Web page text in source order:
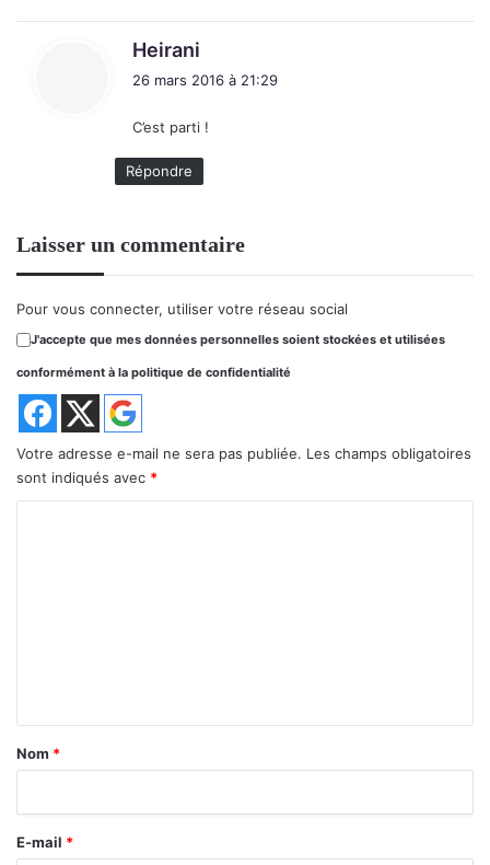
Heirani
26 mars 2016 à 21:29
C’est parti !
Répondre
Laisser un commentaire
Pour vous connecter, utiliser votre réseau social
J'accepte que mes données personnelles soient stockées et utilisées
conformément à la politique de confidentialité
Votre adresse e-mail ne sera pas publiée. Les champs obligatoires
sont indiqués avec *
a
r
e
Nom *
E-mail *